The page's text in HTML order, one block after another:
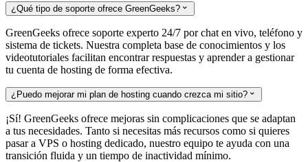
¿Qué tipo de soporte ofrece GreenGeeks? 
GreenGeeks ofrece soporte experto 24/7 por chat en vivo, teléfono y
sistema de tickets. Nuestra completa base de conocimientos y los
videotutoriales facilitan encontrar respuestas y aprender a gestionar
tu cuenta de hosting de forma efectiva.
¿Puedo mejorar mi plan de hosting cuando crezca mi sitio? 
¡Sí! GreenGeeks ofrece mejoras sin complicaciones que se adaptan
a tus necesidades. Tanto si necesitas más recursos como si quieres
pasar a VPS o hosting dedicado, nuestro equipo te ayuda con una
transición fluida y un tiempo de inactividad mínimo.